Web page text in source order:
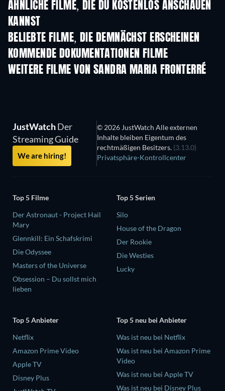
ÄHNLICHE FILME, DIE DU KOSTENLOS ANSCHAUEN
KANNST
BELIEBTE FILME, DIE DEMNÄCHST ERSCHEINEN
KOMMENDE DOKUMENTATIONEN FILME
Jean-Paul Goude : le
voleur de couleurs
Noga
WEITERE FILME VON SANDRA MARIA FRONTERRÉ
JustWatchDer
Streaming Guide
We are hiring!
© 2026 JustWatch Alle externen
Inhalte bleiben Eigentum des
rechtmäßigen Besitzers. (3.13.0)
Privatsphäre-Kontrollcenter
Top 5 Filme
Der Astronaut - Project Hail
Mary
Glennkill: Ein Schafskrimi
Die Odyssee
Masters of the Universe
Obsession – Du sollst mich
lieben
Top 5 Serien
Silo
House of the Dragon
Der Rookie
Die Westies
Lucky
Top 5 Anbieter
Netflix
Amazon Prime Video
Apple TV
Disney Plus
Top 5 neu bei Anbieter
Was ist neu bei Netflix
Was ist neu bei Amazon Prime
Video
Was ist neu bei Apple TV
Was ist neu bei Disney Plus